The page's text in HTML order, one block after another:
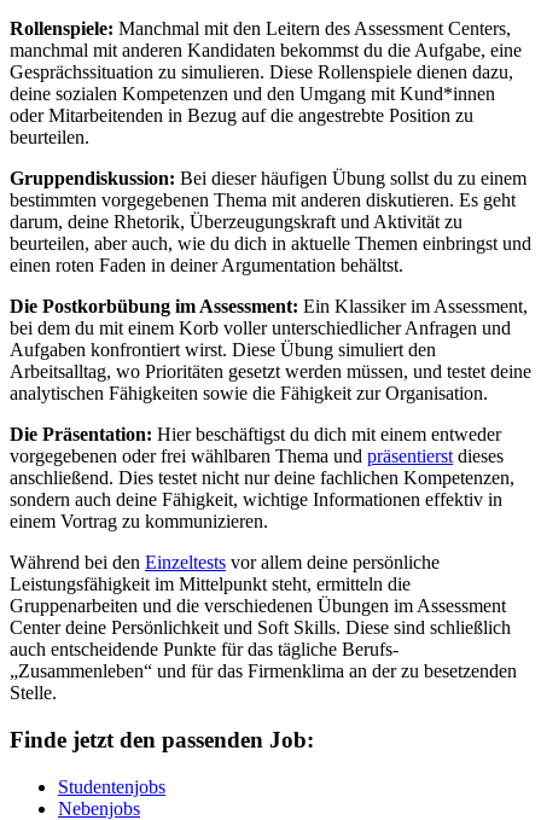
Rollenspiele: Manchmal mit den Leitern des Assessment Centers,
manchmal mit anderen Kandidaten bekommst du die Aufgabe, eine
Gesprächssituation zu simulieren. Diese Rollenspiele dienen dazu,
deine sozialen Kompetenzen und den Umgang mit Kund*innen
oder Mitarbeitenden in Bezug auf die angestrebte Position zu
beurteilen.
Gruppendiskussion: Bei dieser häufigen Übung sollst du zu einem
bestimmten vorgegebenen Thema mit anderen diskutieren. Es geht
darum, deine Rhetorik, Überzeugungskraft und Aktivität zu
beurteilen, aber auch, wie du dich in aktuelle Themen einbringst und
einen roten Faden in deiner Argumentation behältst.
Die Postkorbübung im Assessment: Ein Klassiker im Assessment,
bei dem du mit einem Korb voller unterschiedlicher Anfragen und
Aufgaben konfrontiert wirst. Diese Übung simuliert den
Arbeitsalltag, wo Prioritäten gesetzt werden müssen, und testet deine
analytischen Fähigkeiten sowie die Fähigkeit zur Organisation.
Die Präsentation: Hier beschäftigst du dich mit einem entweder
vorgegebenen oder frei wählbaren Thema und präsentierst dieses
anschließend. Dies testet nicht nur deine fachlichen Kompetenzen,
sondern auch deine Fähigkeit, wichtige Informationen effektiv in
einem Vortrag zu kommunizieren.
Während bei den Einzeltests vor allem deine persönliche
Leistungsfähigkeit im Mittelpunkt steht, ermitteln die
Gruppenarbeiten und die verschiedenen Übungen im Assessment
Center deine Persönlichkeit und Soft Skills. Diese sind schließlich
auch entscheidende Punkte für das tägliche Berufs-
„Zusammenleben“ und für das Firmenklima an der zu besetzenden
Stelle.
Finde jetzt den passenden Job:
Studentenjobs
Nebenjobs